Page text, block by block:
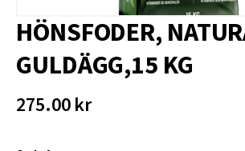
HÖNSFODER,
GULDÄGG,15 KG
275.00kr